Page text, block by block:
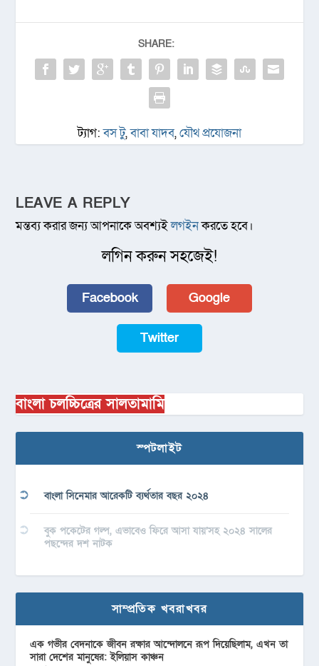
SHARE:
ট্যাগ:বস টু,বাবা যাদব,যৌথ প্রযোজনা
LEAVE A REPLY
মন্তব্য করার জন্য আপনাকে অবশ্যইলগইনকরতে হবে।
লগিন করুন সহজেই!
Facebook Google
Twitter
বাংলা চলচ্চিত্রের সালতামামি
স্পটলাইট
বাংলা সিনেমার আরেকটি ব্যর্থতার বছর ২০২৪
বুক পকেটের গল্প, এভাবেও ফিরে আসা যায়’সহ ২০২৪ সালের
পছন্দের দশ নাটক
সাম্প্রতিক খবরাখবর
এক গভীর বেদনাকে জীবন রক্ষার আন্দোলনে রূপ দিয়েছিলাম, এখন তা
সারা দেশের মানুষের: ইলিয়াস কাঞ্চন